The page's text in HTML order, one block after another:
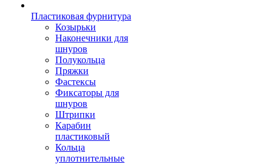
Пластиковая фурнитура
Козырьки
Наконечники для
шнуров
Полукольца
Пряжки
Фастексы
Фиксаторы для
шнуров
Штрипки
Карабин
пластиковый
Кольца
уплотнительные